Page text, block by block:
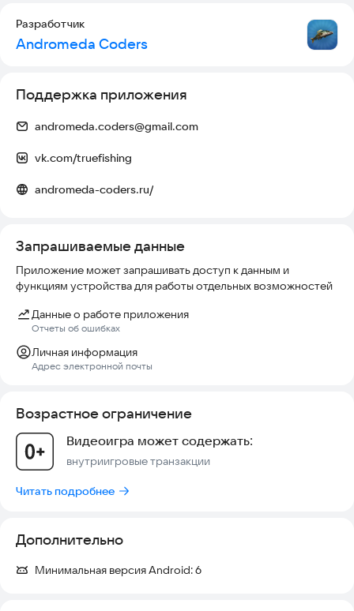
лова
- Симуляция движения косяков по локации, для эффективной
Наш симулятор "Реальная рыбалка" оптимизирован для
планшетов и поддерживает ландшафтную ориентацию на
смартфонах (включается в настройках)
Тема симулятора "Реальная рыбалка" на 4PDA:
"Синхронизация данных".
Если возникли проблемы с внутриигровыми покупками -
пишите нам на почту
andromeda.coders@gmail.com
Разработчик
Andromeda Coders
Поддержка приложения
andromeda.coders@gmail.com
vk.com/truefishing
andromeda-coders.ru/
Запрашиваемые данные
Приложение может запрашивать доступ к данным и
функциям устройства для работы отдельных возможностей
Данные о работе приложения
Отчеты об ошибках
Личная информация
Адрес электронной почты
Возрастное ограничение
Видеоигра может содержать:
внутриигровые транзакции
Читать подробнее
Дополнительно
Минимальная версия Android:6